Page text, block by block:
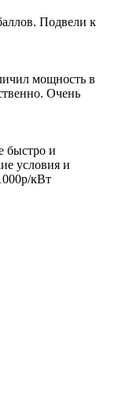
Подвели к
мощность в
Очень
быстро и
условия и
кВт